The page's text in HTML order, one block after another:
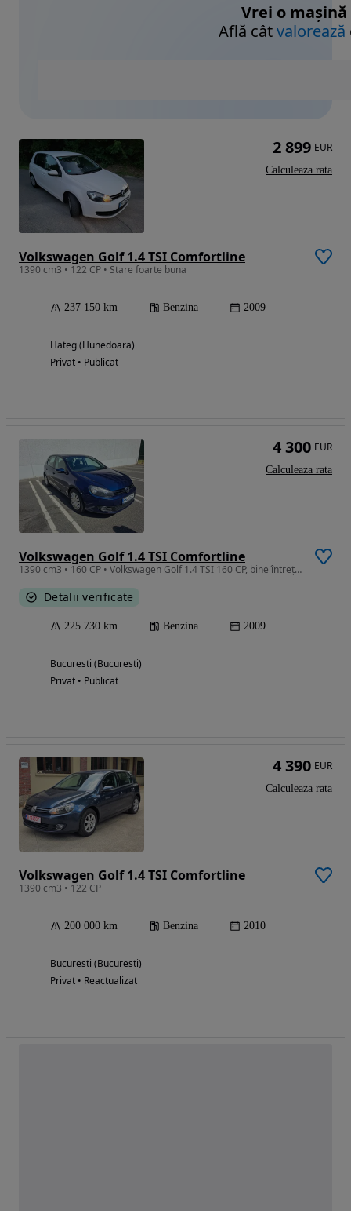
Vrei o mașină
Află câtvalorează
Volkswagen Golf 1.4 TSI Comfortline
1390 cm3 • 122 CP • Stare foarte buna
237 150 km Benzina 2009
Hateg (Hunedoara)
Privat • Publicat
2 899 EUR
Calculeaza rata
Volkswagen Golf 1.4 TSI Comfortline
1390 cm3 • 160 CP • Volkswagen Golf 1.4 TSI 160 CP, bine întreținut, în stare bună.
Detalii verificate
225 730 km Benzina 2009
Bucuresti (Bucuresti)
Privat • Publicat
4 300 EUR
Calculeaza rata
Volkswagen Golf 1.4 TSI Comfortline
1390 cm3 • 122 CP
200 000 km Benzina 2010
Bucuresti (Bucuresti)
Privat • Reactualizat
4 390 EUR
Calculeaza rata